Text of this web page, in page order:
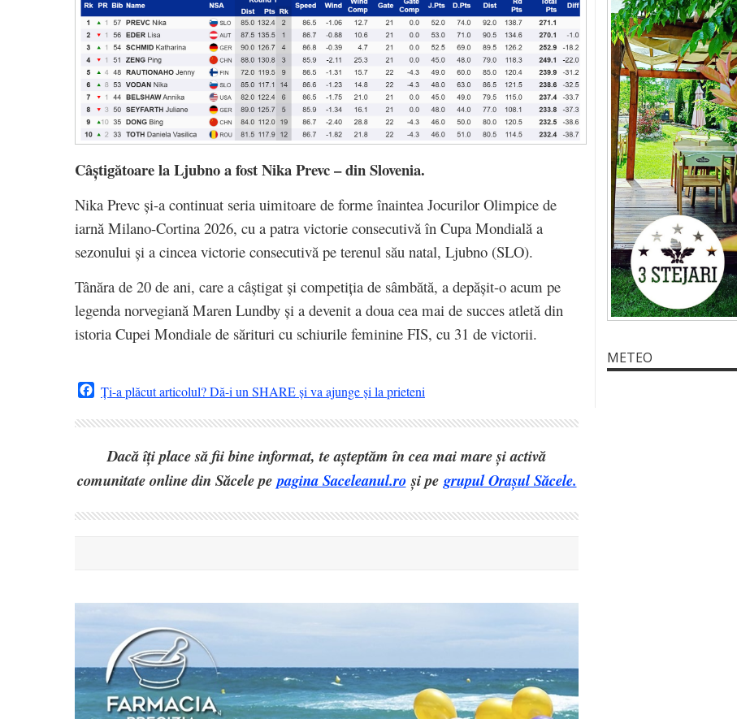
Câștigătoare la Ljubno a fost Nika Prevc – din Slovenia.
Nika Prevc și-a continuat seria uimitoare de forme înaintea Jocurilor Olimpice de
iarnă Milano-Cortina 2026, cu a patra victorie consecutivă în Cupa Mondială a
sezonului și a cincea victorie consecutivă pe terenul său natal, Ljubno (SLO).
Tânăra de 20 de ani, care a câștigat și competiția de sâmbătă, a depășit-o acum pe
legenda norvegiană Maren Lundby și a devenit a doua cea mai de succes atletă din
istoria Cupei Mondiale de sărituri cu schiurile feminine FIS, cu 31 de victorii.
Facebook
Ți-a plăcut articolul? Dă-i un SHARE și va ajunge și la prieteni
Dacă îți place să fii bine informat, te așteptăm în cea mai mare și activă
comunitate online din Săcele pepagina Saceleanul.roși pe grupul Orașul Săcele.
METEO